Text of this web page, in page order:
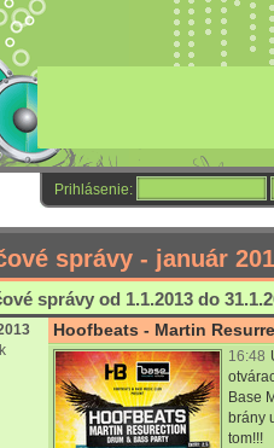
Prihlásenie:
správy - január
správy od 1.1.2013 do
Hoofbeats - Martin
16:48
Base
brány
tom!!!